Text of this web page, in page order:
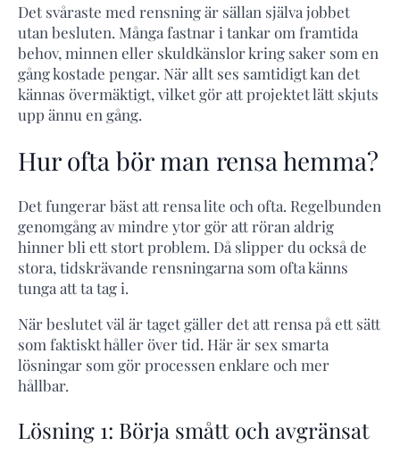
Det svåraste med rensning är sällan själva jobbet
utan besluten. Många fastnar i tankar om framtida
behov, minnen eller skuldkänslor kring saker som en
gång kostade pengar. När allt ses samtidigt kan det
kännas övermäktigt, vilket gör att projektet lätt skjuts
upp ännu en gång.
Hur ofta bör man rensa hemma?
Det fungerar bäst att rensa lite och ofta. Regelbunden
genomgång av mindre ytor gör att röran aldrig
hinner bli ett stort problem. Då slipper du också de
stora, tidskrävande rensningarna som ofta känns
tunga att ta tag i.
När beslutet väl är taget gäller det att rensa på ett sätt
som faktiskt håller över tid. Här är sex smarta
lösningar som gör processen enklare och mer
hållbar.
Lösning 1: Börja smått och avgränsat